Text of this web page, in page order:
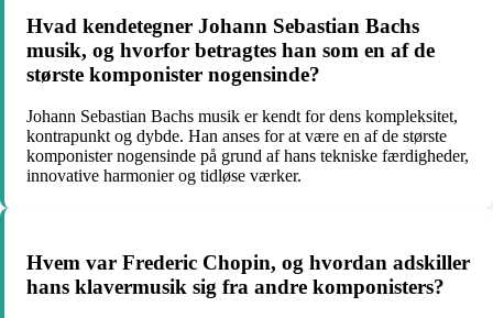
Hvad kendetegner Johann Sebastian Bachs
musik, og hvorfor betragtes han som en af de
største komponister nogensinde?
Johann Sebastian Bachs musik er kendt for dens kompleksitet,
kontrapunkt og dybde. Han anses for at være en af de største
komponister nogensinde på grund af hans tekniske færdigheder,
innovative harmonier og tidløse værker.
Hvem var Frederic Chopin, og hvordan adskiller
hans klavermusik sig fra andre komponisters?